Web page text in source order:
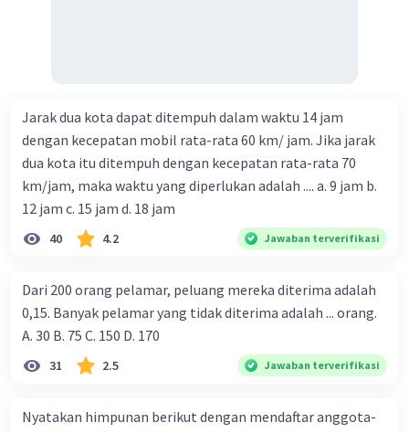
Jarak dua kota dapat ditempuh dalam waktu 14 jam
dengan kecepatan mobil rata-rata 60 km/ jam. Jika jarak
dua kota itu ditempuh dengan kecepatan rata-rata 70
km/jam, maka waktu yang diperlukan adalah .... a. 9 jam b.
12 jam c. 15 jam d. 18 jam
40 4.2 Jawaban terverifikasi
Dari 200 orang pelamar, peluang mereka diterima adalah
0,15. Banyak pelamar yang tidak diterima adalah ... orang.
A. 30 B. 75 C. 150 D. 170
31 2.5 Jawaban terverifikasi
Nyatakan himpunan berikut dengan mendaftar anggota-